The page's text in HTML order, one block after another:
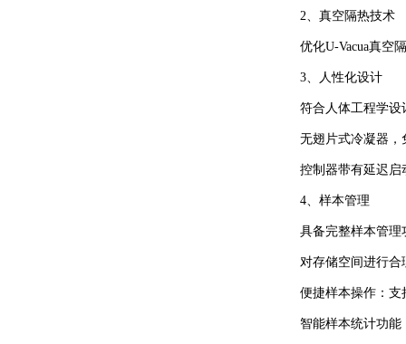
2、真空隔热技术
优化U-Vacua真空
3、人性化设计
符合人体工程学设
无翅片式冷凝器，
控制器带有延迟启
4、样本管理
具备完整样本管理
对存储空间进行合
便捷样本操作：支
智能样本统计功能